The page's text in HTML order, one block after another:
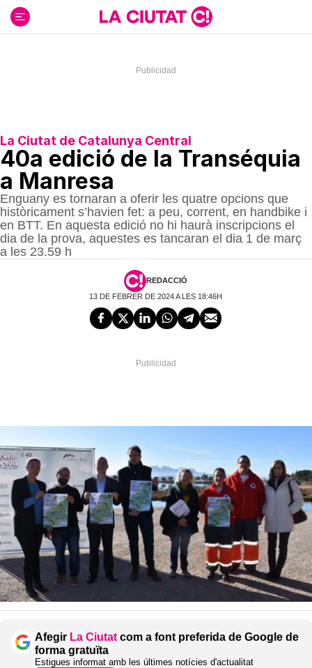
contenido
La Ciutat de Catalunya Central
40a edició de la Transéquia
a Manresa
Enguany es tornaran a oferir les quatre opcions que
històricament s’havien fet: a peu, corrent, en handbike i
en BTT. En aquesta edició no hi haurà inscripcions el
dia de la prova, aquestes es tancaran el dia 1 de març
a les 23.59 h
REDACCIÓ
13 DE FEBRER DE 2024 A LES 18:46H
Afegir La Ciutat com a font preferida de Google de
forma gratuïta
Estigues informat amb les últimes notícies d'actualitat